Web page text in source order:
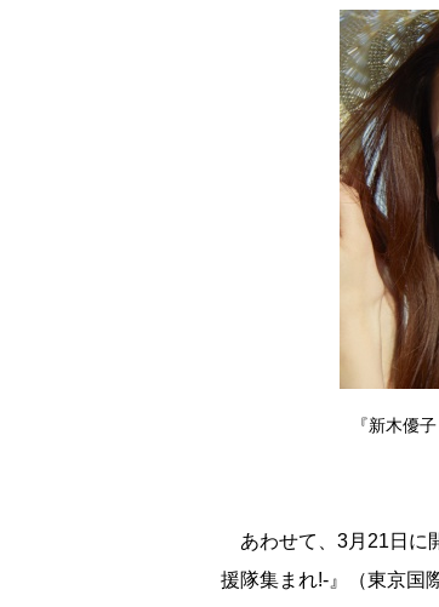
『新木優
あわせて、3月21日に
援隊集まれ!-』（東京国